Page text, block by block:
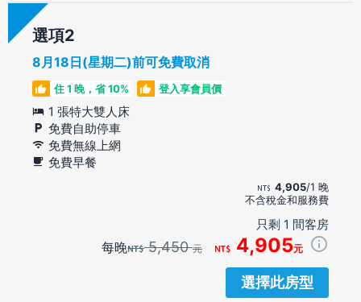
選項
8月18日(星期二)前可免費取消
住 1 晚，省 10% 登入享會員價
1 張特大雙人床
免費自助停車
免費無線上網
免費早餐
4,905/1 晚
不含稅金和服務費
只剩 1 間客房
每晚 5,450元 4,905元
選擇此房型